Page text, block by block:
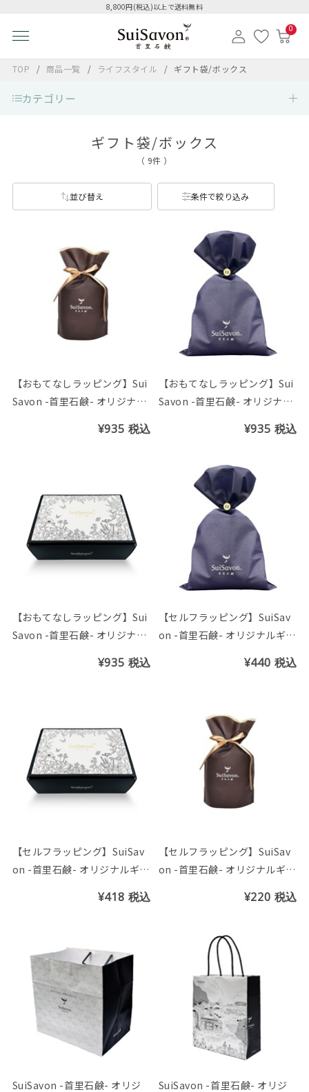
8,800円(税込)以上で送料無料
0
TOP 商品一覧 ライフスタイル ギフト袋/ボックス
カテゴリー
ギフト袋/ボックス
（ 9件 ）
並び替え 条件で絞り込み
【おもてなしラッピング】Sui
Savon -首里石鹸- オリジナル
¥935 税込
【おもてなしラッピング】Sui
Savon -首里石鹸- オリジナル
¥935 税込
【おもてなしラッピング】Sui
Savon -首里石鹸- オリジナル
¥935 税込
【セルフラッピング】SuiSav
on -首里石鹸- オリジナルギフ
¥440 税込
【セルフラッピング】SuiSav
on -首里石鹸- オリジナルギフ
¥418 税込
【セルフラッピング】SuiSav
on -首里石鹸- オリジナルギフ
¥220 税込
SuiSavon -首里石鹸- オリジ
SuiSavon -首里石鹸- オリジ